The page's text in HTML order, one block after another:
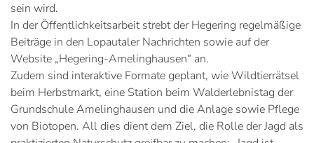
sein wird.
In der Öffentlichkeitsarbeit strebt der Hegering regelmäßige
Beiträge in den Lopautaler Nachrichten sowie auf der
Website „Hegering-Amelinghausen“ an.
Zudem sind interaktive Formate geplant, wie Wildtierrätsel
beim Herbstmarkt, eine Station beim Walderlebnistag der
Grundschule Amelinghausen und die Anlage sowie Pflege
von Biotopen. All dies dient dem Ziel, die Rolle der Jagd als